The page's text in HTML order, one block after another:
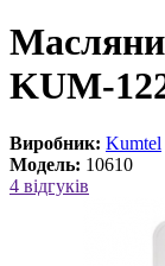
KUM-
Виробник: Kumtel
Модель: 10610
4 відгуків